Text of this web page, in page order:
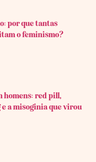
por que tantas
o feminismo?
homens: red pill,
a misoginia que virou